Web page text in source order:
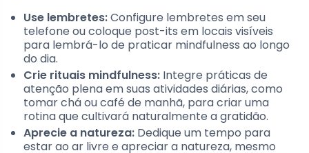
Use lembretes:Configure lembretes em seu
telefone ou coloque post-its em locais visíveis
para lembrá-lo de praticar mindfulness ao longo
do dia.
Crie rituais mindfulness: Integre práticas de
atenção plena em suas atividades diárias, como
tomar chá ou café de manhã, para criar uma
rotina que cultivará naturalmente a gratidão.
Aprecie a natureza: Dedique um tempo para
estar ao ar livre e apreciar a natureza, mesmo